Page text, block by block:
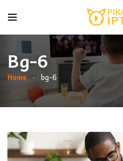
Bg-6
Home bg-6